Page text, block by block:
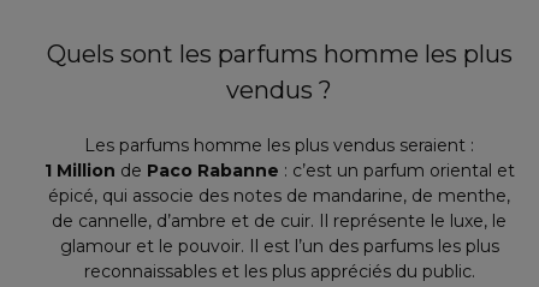
Quels sont les parfums homme les plus
vendus ?
Les parfums homme les plus vendus seraient :
1 Million de Paco Rabanne : c’est un parfum oriental et
épicé, qui associe des notes de mandarine, de menthe,
de cannelle, d’ambre et de cuir. Il représente le luxe, le
glamour et le pouvoir. Il est l’un des parfums les plus
reconnaissables et les plus appréciés du public.